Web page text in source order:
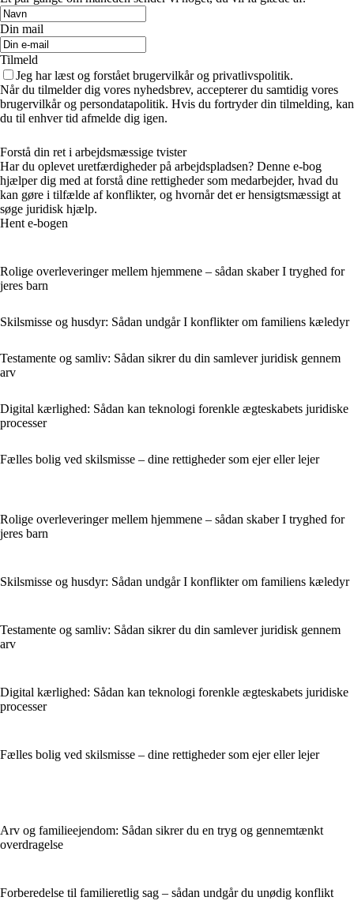
Din mail
Tilmeld
Jeg har læst og forstået brugervilkår og privatlivspolitik.
Når du tilmelder dig vores nyhedsbrev, accepterer du samtidig vores
brugervilkår og persondatapolitik. Hvis du fortryder din tilmelding, kan
du til enhver tid afmelde dig igen.
Forstå din ret i arbejdsmæssige tvister
Har du oplevet uretfærdigheder på arbejdspladsen? Denne e-bog
hjælper dig med at forstå dine rettigheder som medarbejder, hvad du
kan gøre i tilfælde af konflikter, og hvornår det er hensigtsmæssigt at
søge juridisk hjælp.
Hent e-bogen
Rolige overleveringer mellem hjemmene – sådan skaber I tryghed for
jeres barn
Skilsmisse og husdyr: Sådan undgår I konflikter om familiens kæledyr
Testamente og samliv: Sådan sikrer du din samlever juridisk gennem
arv
Digital kærlighed: Sådan kan teknologi forenkle ægteskabets juridiske
processer
Fælles bolig ved skilsmisse – dine rettigheder som ejer eller lejer
Rolige overleveringer mellem hjemmene – sådan skaber I tryghed for
jeres barn
Skilsmisse og husdyr: Sådan undgår I konflikter om familiens kæledyr
Testamente og samliv: Sådan sikrer du din samlever juridisk gennem
arv
Digital kærlighed: Sådan kan teknologi forenkle ægteskabets juridiske
processer
Fælles bolig ved skilsmisse – dine rettigheder som ejer eller lejer
Arv og familieejendom: Sådan sikrer du en tryg og gennemtænkt
overdragelse
Forberedelse til familieretlig sag – sådan undgår du unødig konflikt